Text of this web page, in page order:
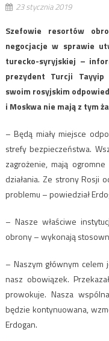
23 stycznia 2019
Szefowie resortów
negocjacje w sprawie
turecko-syryjskiej –
prezydent Turcji
swoim rosyjskim
i Moskwa nie mają z tym
– Będą miały miejsce
strefy bezpieczeństwa.
zagrożenie, mają
działania. Ze strony Rosji
problemu – powiedział
– Nasze właściwe
obrony – wykonają
– Naszym głównym celem
nasz obowiązek.
prowokuje. Nasza
będzie kontynuowana,
Erdogan.